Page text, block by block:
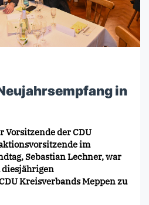
in
Vorsitzende der CDU
im
Sebastian Lechner, war
diesjährigen
Kreisverbands Meppen zu